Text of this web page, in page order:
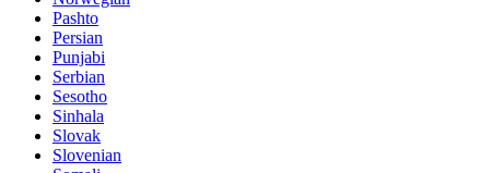
Pashto
Persian
Punjabi
Serbian
Sesotho
Sinhala
Slovak
Slovenian